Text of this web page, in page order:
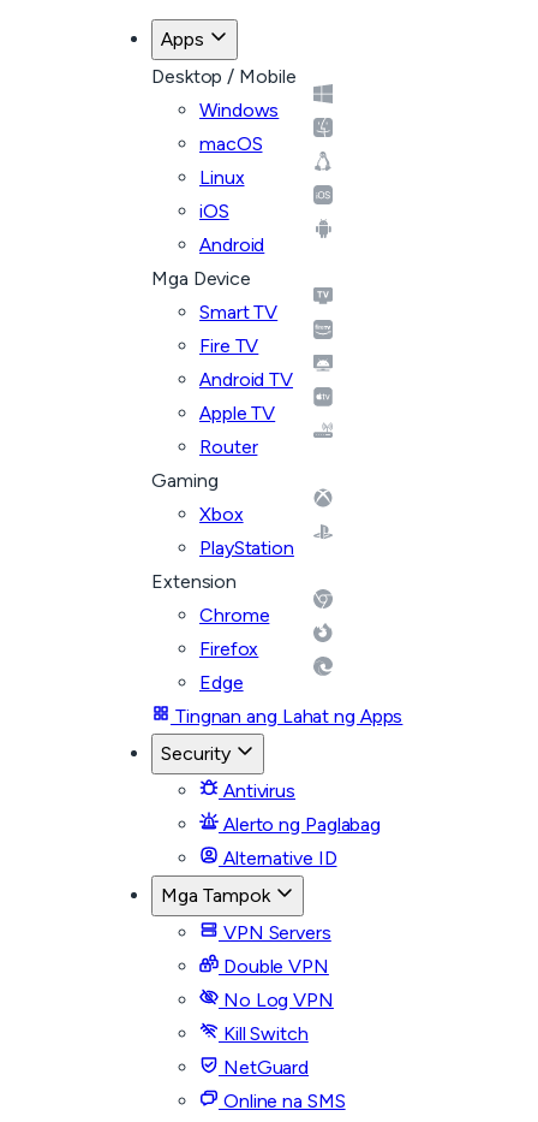
Apps
Desktop / Mobile
Windows
macOS
Linux
iOS
Android
Mga Device
Smart TV
Fire TV
Android TV
Apple TV
Router
Gaming
Xbox
PlayStation
Extension
Chrome
Firefox
Edge
Tingnan ang Lahat ng Apps
Security
Antivirus
Alerto ng Paglabag
Alternative ID
Mga Tampok
VPN Servers
Double VPN
No Log VPN
Kill Switch
NetGuard
Online na SMS